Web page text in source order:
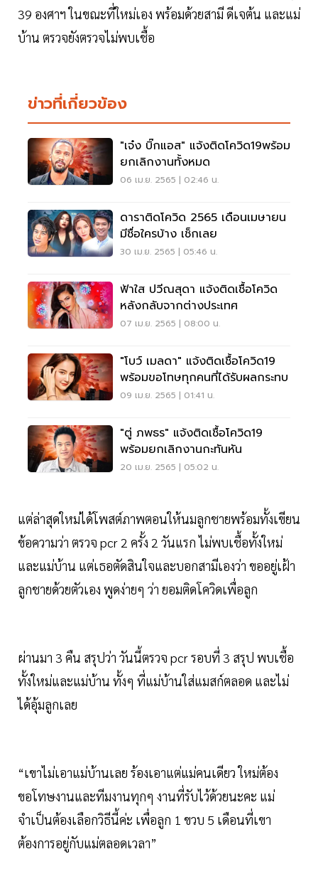
39 องศาฯ ในขณะที่ใหม่เอง พร้อมด้วยสามี ดีเจต้น และแม่
บ้าน ตรวจยังตรวจไม่พบเชื้อ
ข่าวที่เกี่ยวข้อง
"เจ๋ง บิ๊กแอส" แจ้งติดโควิด19พร้อม
ยกเลิกงานทั้งหมด
06 เม.ย. 2565 | 02:46 น.
ดาราติดโควิด 2565 เดือนเมษายน
มีชื่อใครบ้าง เช็กเลย
30 เม.ย. 2565 | 05:46 น.
ฟ้าใส ปวีณสุดา แจ้งติดเชื้อโควิด
หลังกลับจากต่างประเทศ
07 เม.ย. 2565 | 08:00 น.
"โบว์ เมลดา" แจ้งติดเชื้อโควิด19
พร้อมขอโทษทุกคนที่ได้รับผลกระทบ
09 เม.ย. 2565 | 01:41 น.
"ตู่ ภพธร" แจ้งติดเชื้อโควิด19
พร้อมยกเลิกงานกะทันหัน
20 เม.ย. 2565 | 05:02 น.
แต่ล่าสุดใหม่ได้โพสต์ภาพตอนให้นมลูกชายพร้อมทั้งเขียน
ข้อความว่า ตรวจ pcr 2 ครั้ง 2 วันแรก ไม่พบเชื้อทั้งใหม่
และแม่บ้าน แต่เธอตัดสินใจและบอกสามีเองว่า ขออยู่เฝ้า
ลูกชายด้วยตัวเอง พูดง่ายๆ ว่า ยอมติดโควิดเพื่อลูก
ผ่านมา 3 คืน สรุปว่า วันนี้ตรวจ pcr รอบที่ 3 สรุป พบเชื้อ
ทั้งใหม่และแม่บ้าน ทั้งๆ ที่แม่บ้านใส่แมสก์ตลอด และไม่
ได้อุ้มลูกเลย
“เขาไม่เอาแม่บ้านเลย ร้องเอาแต่แม่คนเดียว ใหม่ต้อง
ขอโทษงานและทีมงานทุกๆ งานที่รับไว้ด้วยนะคะ แม่
จำเป็นต้องเลือกวิธีนี้ค่ะ เพื่อลูก 1 ขวบ 5 เดือนที่เขา
ต้องการอยู่กับแม่ตลอดเวลา”